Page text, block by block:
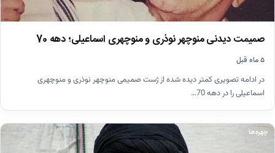
صمیمت دیدنی منوچهر نوذری و منوچهری اسماعیلی؛ دهه 70
۵ ماه قبل
در ادامه تصویری کمتر دیده شده از ژست صمیمی منوچهر نوذری و منوچهری
اسماعیلی را در دهه 70…
چهره‌ها